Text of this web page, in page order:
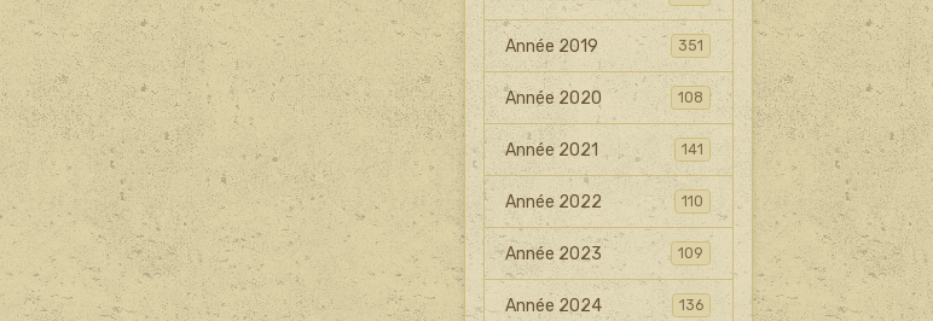
Année 2019 351
Année 2020 108
Année 2021 141
Année 2022 110
Année 2023 109
Année 2024 136